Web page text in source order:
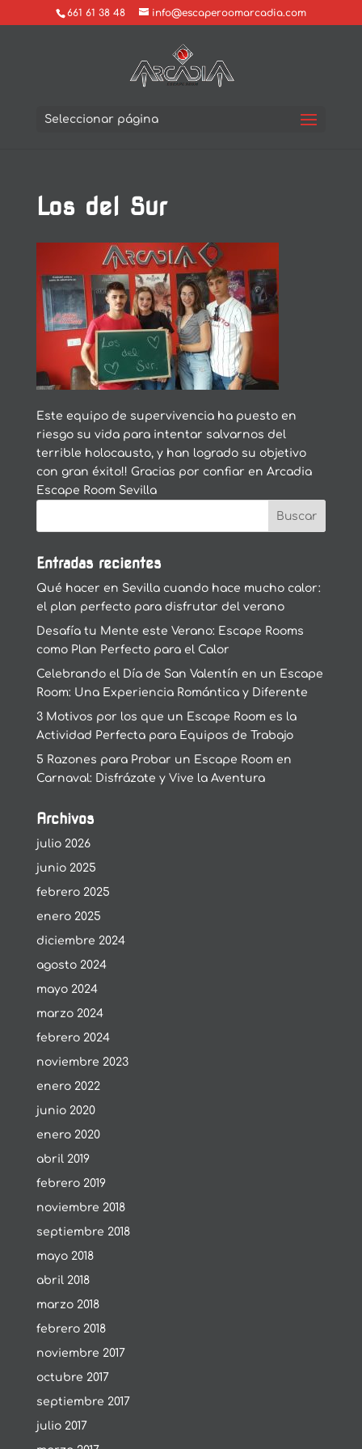
661 61 38 48 info@escaperoomarcadia.com
Seleccionar página
Los del Sur
Este equipo de supervivencia ha puesto en
riesgo su vida para intentar salvarnos del
terrible holocausto, y han logrado su objetivo
con gran éxito!! Gracias por confiar en Arcadia
Escape Room Sevilla
Entradas recientes
Qué hacer en Sevilla cuando hace mucho calor:
el plan perfecto para disfrutar del verano
Desafía tu Mente este Verano: Escape Rooms
como Plan Perfecto para el Calor
Celebrando el Día de San Valentín en un Escape
Room: Una Experiencia Romántica y Diferente
3 Motivos por los que un Escape Room es la
Actividad Perfecta para Equipos de Trabajo
5 Razones para Probar un Escape Room en
Carnaval: Disfrázate y Vive la Aventura
Archivos
julio 2026
junio 2025
febrero 2025
enero 2025
diciembre 2024
agosto 2024
mayo 2024
marzo 2024
febrero 2024
noviembre 2023
enero 2022
junio 2020
enero 2020
abril 2019
febrero 2019
noviembre 2018
septiembre 2018
mayo 2018
abril 2018
marzo 2018
febrero 2018
noviembre 2017
octubre 2017
septiembre 2017
julio 2017